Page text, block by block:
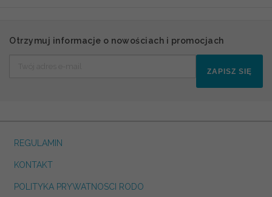
Otrzymuj informacje o nowościach i promocjach
ZAPISZ SIĘ
REGULAMIN
KONTAKT
POLITYKA PRYWATNOSCI RODO